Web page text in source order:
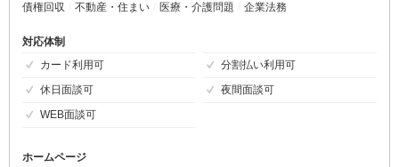
債権回収
不動産・住まい 医療・介護問題 企業法務
対応体制
カード利用可
分割払い利用可
休日面談可
夜間面談可
WEB面談可
ホームページ